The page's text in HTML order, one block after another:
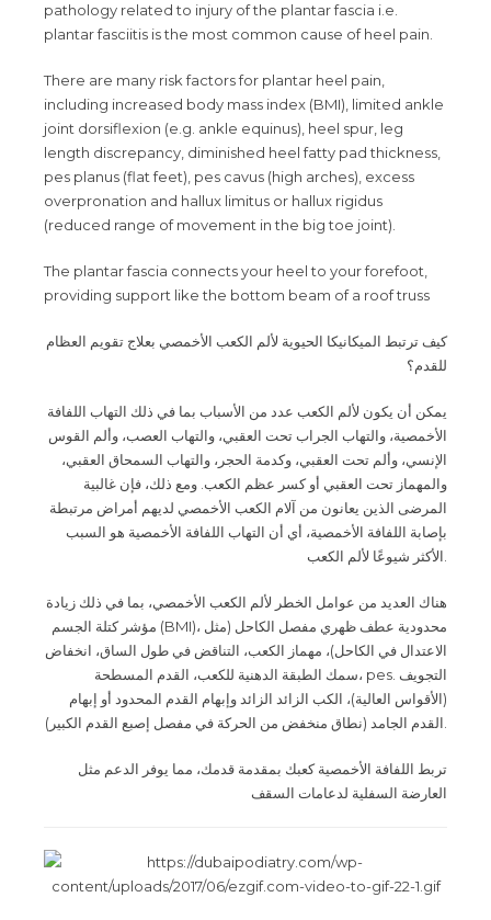
pathology related to injury of the plantar fascia i.e.
plantar fasciitis is the most common cause of heel pain.
There are many risk factors for plantar heel pain,
including increased body mass index (BMI), limited ankle
joint dorsiflexion (e.g. ankle equinus), heel spur, leg
length discrepancy, diminished heel fatty pad thickness,
pes planus (flat feet), pes cavus (high arches), excess
overpronation and hallux limitus or hallux rigidus
(reduced range of movement in the big toe joint).
The plantar fascia connects your heel to your forefoot,
providing support like the bottom beam of a roof truss
كيف ترتبط الميكانيكا الحيوية لألم الكعب الأخمصي بعلاج تقويم العظام
للقدم؟
يمكن أن يكون لألم الكعب عدد من الأسباب بما في ذلك التهاب اللفافة
الأخمصية، والتهاب الجراب تحت العقبي، والتهاب العصب، وألم القوس
الإنسي، وألم تحت العقبي، وكدمة الحجر، والتهاب السمحاق العقبي،
والمهماز تحت العقبي أو كسر عظم الكعب. ومع ذلك، فإن غالبية
المرضى الذين يعانون من آلام الكعب الأخمصي لديهم أمراض مرتبطة
بإصابة اللفافة الأخمصية، أي أن التهاب اللفافة الأخمصية هو السبب
الأكثر شيوعًا لألم الكعب
هناك العديد من عوامل الخطر لألم الكعب الأخمصي، بما في ذلك زيادة
مؤشر كتلة الجسم (BMI)، محدودية عطف ظهري مفصل الكاحل (مثل
الاعتدال في الكاحل)، مهماز الكعب، التناقض في طول الساق، انخفاض
سمك الطبقة الدهنية للكعب، القدم المسطحة، pes. التجويف
(الأقواس العالية)، الكب الزائد الزائد وإبهام القدم المحدود أو إبهام
القدم الجامد (نطاق منخفض من الحركة في مفصل إصبع القدم الكبير
تربط اللفافة الأخمصية كعبك بمقدمة قدمك، مما يوفر الدعم مثل
العارضة السفلية لدعامات السقف